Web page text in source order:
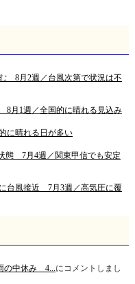
8月2週／台風次第で状況は不
8月1週／全国的に晴れる見込み
に晴れる日が多い
態 7月4週／関東甲信でも安定
台風接近 7月3週／高気圧に覆
の中休み 4...にコメントしまし